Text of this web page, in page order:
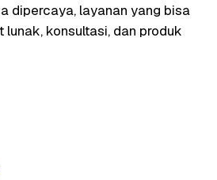
dipercaya, layanan yang bisa
lunak, konsultasi, dan produk